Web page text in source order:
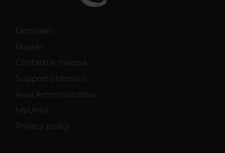
Dottorati
Master
Contatti e mappa
Supporto tecnico
Area Amministrativa
MyUnivr
Privacy policy